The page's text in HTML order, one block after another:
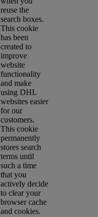
reuse the
search boxes.
This cookie
has been
created to
improve
website
functionality
and make
using DHL
websites easier
for our
customers.
This cookie
permanently
stores search
terms until
such a time
that you
actively decide
to clear your
browser cache
and cookies.